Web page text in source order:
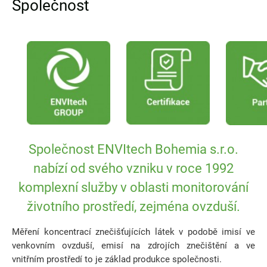
Společnost
Společnost ENVItech Bohemia s.r.o.
nabízí od svého vzniku v roce 1992
komplexní služby v oblasti monitorování
životního prostředí, zejména ovzduší.
Měření koncentrací znečišťujících látek v podobě imisí ve
venkovním ovzduší, emisí na zdrojích znečištění a ve
vnitřním prostředí to je základ produkce společnosti.